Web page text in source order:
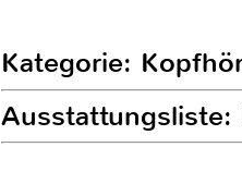
Kategorie:
Ausstattungsliste: